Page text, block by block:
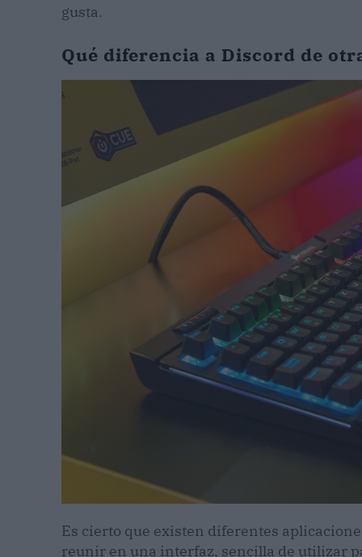
gusta.
Qué diferencia a Discord de
Es cierto que existen diferentes
reunir en una interfaz, sencilla de utilizar